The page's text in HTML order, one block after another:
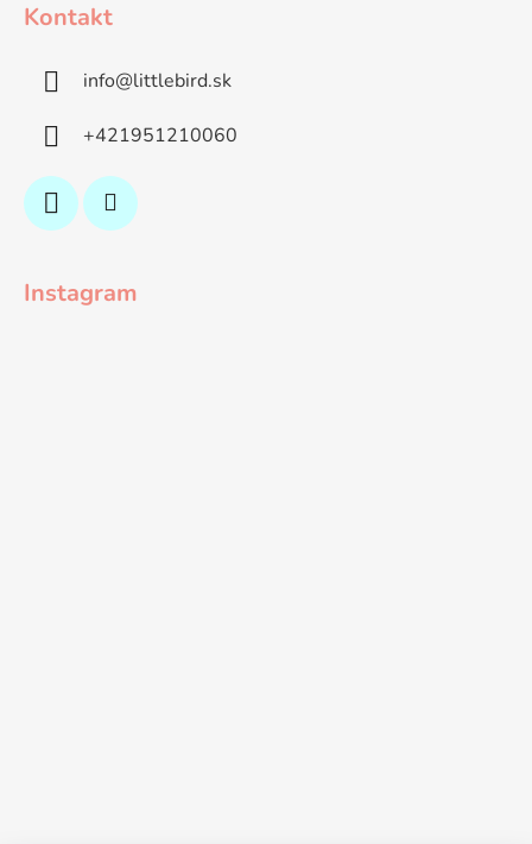
Kontakt
info@littlebird.sk
+421951210060
Instagram